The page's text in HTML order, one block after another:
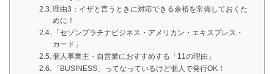
理由3：イザと言うときに対応できる余裕を常備しておくた
めに！
「セゾンプラチナビジネス・アメリカン・エキスプレス・
カード」
個人事業主・自営業におすすめする「11の理由」
「BUSINESS」ってなっているけど個人で発行OK！